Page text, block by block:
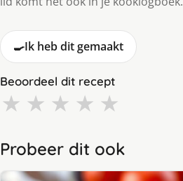
🍳Ik heb dit gemaakt
Beoordeel dit recept
★ ★ ★ ★ ★
Probeer dit ook